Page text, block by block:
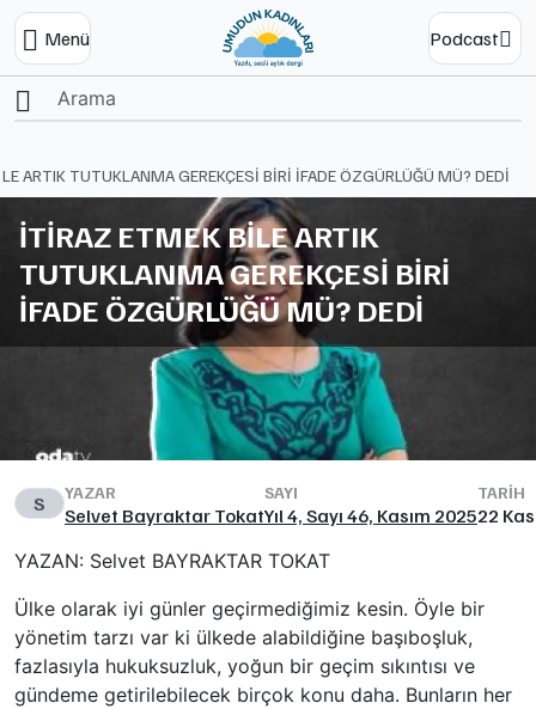
Menü Podcast
Ana Sayfa
ARTIK TUTUKLANMA GEREKÇESİ BİRİ İFADE ÖZGÜRLÜĞÜ MÜ? DEDİ
İTİRAZ ETMEK BİLE ARTIK
TUTUKLANMA GEREKÇESİ BİRİ
İFADE ÖZGÜRLÜĞÜ MÜ? DEDİ
S YAZAR
Selvet Bayraktar Tokat
SAYI
Yıl 4, Sayı 46, Kasım 2025
TARIH
22
YAZAN: Selvet BAYRAKTAR TOKAT
Ülke olarak iyi günler geçirmediğimiz kesin. Öyle bir
yönetim tarzı var ki ülkede alabildiğine başıboşluk,
fazlasıyla hukuksuzluk, yoğun bir geçim sıkıntısı ve
gündeme getirilebilecek birçok konu daha. Bunların her